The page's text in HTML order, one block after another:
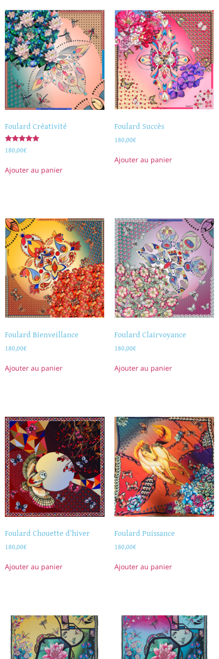
Foulard Créativité
Note
5.00
180,00€
Ajouter au panier
Foulard Succès
180,00€
Ajouter au panier
Foulard Bienveillance
180,00€
Ajouter au panier
Foulard Clairvoyance
180,00€
Ajouter au panier
Foulard Chouette d’hiver
180,00€
Ajouter au panier
Foulard Puissance
180,00€
Ajouter au panier